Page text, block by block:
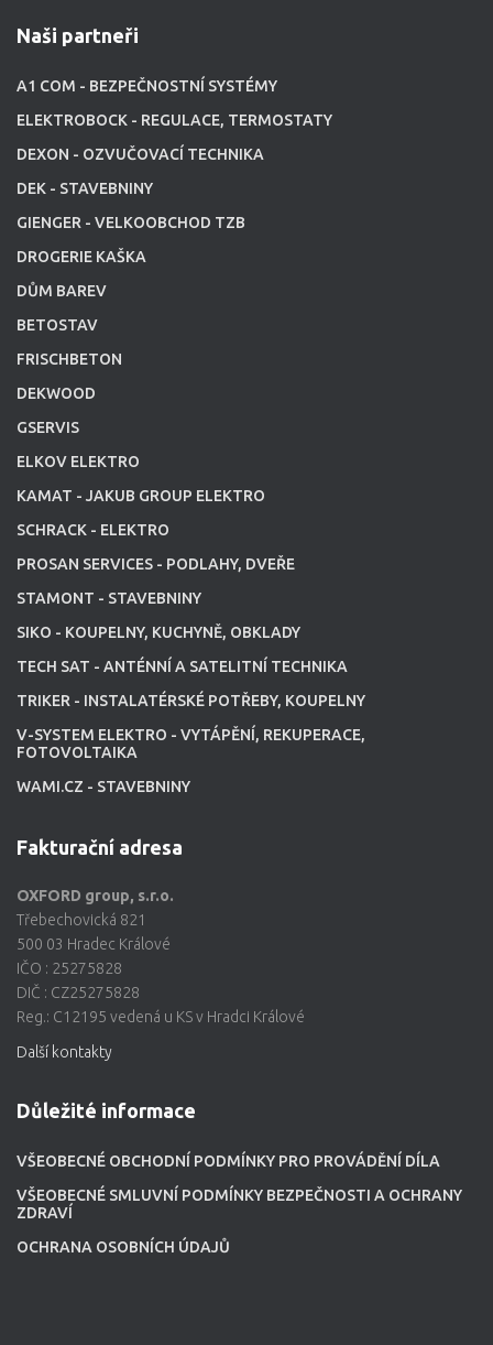
Naši partneři
A1 COM - BEZPEČNOSTNÍ SYSTÉMY
ELEKTROBOCK - REGULACE, TERMOSTATY
DEXON - OZVUČOVACÍ TECHNIKA
DEK - STAVEBNINY
GIENGER - VELKOOBCHOD TZB
DROGERIE KAŠKA
DŮM BAREV
BETOSTAV
FRISCHBETON
DEKWOOD
GSERVIS
ELKOV ELEKTRO
KAMAT - JAKUB GROUP ELEKTRO
SCHRACK - ELEKTRO
PROSAN SERVICES - PODLAHY, DVEŘE
STAMONT - STAVEBNINY
SIKO - KOUPELNY, KUCHYNĚ, OBKLADY
TECH SAT - ANTÉNNÍ A SATELITNÍ TECHNIKA
TRIKER - INSTALATÉRSKÉ POTŘEBY, KOUPELNY
V-SYSTEM ELEKTRO - VYTÁPĚNÍ, REKUPERACE,
FOTOVOLTAIKA
WAMI.CZ - STAVEBNINY
Fakturační adresa
OXFORD group, s.r.o.
Třebechovická 821
500 03 Hradec Králové
IČO : 25275828
DIČ : CZ25275828
Reg.: C12195 vedená u KS v Hradci Králové
Další kontakty
Důležité informace
VŠEOBECNÉ OBCHODNÍ PODMÍNKY PRO PROVÁDĚNÍ DÍLA
VŠEOBECNÉ SMLUVNÍ PODMÍNKY BEZPEČNOSTI A OCHRANY
ZDRAVÍ
OCHRANA OSOBNÍCH ÚDAJŮ